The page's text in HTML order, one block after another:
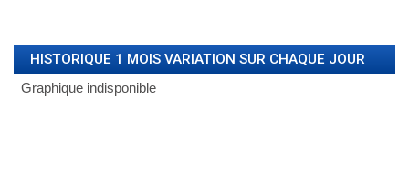
HISTORIQUE 1 MOIS VARIATION SUR CHAQUE JOUR